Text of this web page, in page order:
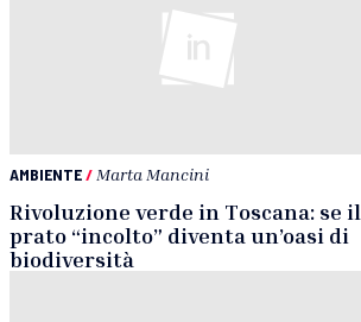
AMBIENTE/ Marta Mancini
Rivoluzione verde in Toscana: se il
prato “incolto” diventa un’oasi di
biodiversità